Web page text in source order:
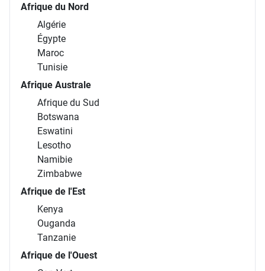
Afrique du Nord
Algérie
Égypte
Maroc
Tunisie
Afrique Australe
Afrique du Sud
Botswana
Eswatini
Lesotho
Namibie
Zimbabwe
Afrique de l'Est
Kenya
Ouganda
Tanzanie
Afrique de l'Ouest